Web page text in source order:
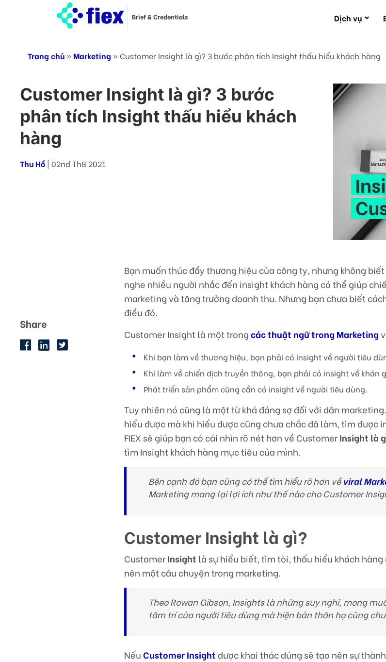
Brief & Credentials Dịch vụ
Trang chủ »Marketing » Customer Insight là gì? 3 bước phân tích Insight thấu hiểu khách hàng
Customer Insight là gì? 3 bước
phân tích Insight thấu hiểu khách
hàng
Thu Hồ | 02nd Th8 2021
Share
Bạn muốn thúc đẩy thương hiệu của công ty, nhưng không
nghe nhiều người nhắc đến insight khách hàng có thể giúp
marketing và tăng trưởng doanh thu. Nhưng bạn chưa biết
điều đó.
Customer Insight là một trongcác thuật ngữ trong Marketing
Khi bạn làm về thương hiệu, bạn phải có insight về người tiêu
Khi làm về chiến dịch truyền thông, bạn phải có insight về khán
Phát triển sản phẩm cũng cần có insight về người tiêu dùng.
Tuy nhiên nó cũng là một từ khá đáng sợ đối với dân
hiểu được mà khi hiểu được cũng chưa chắc đã làm, tìm được
FIEX sẽ giúp bạn có cái nhìn rõ nét hơn về CustomerInsight là
tìm Insight khách hàng mục tiêu của mình.
Bên cạnh đó bạn cũng có thể tìm hiểu rõ hơn vềviral
Marketing mang lại lợi ích như thế nào cho Customer
Customer Insight là gì?
CustomerInsight là sự hiểu biết, tìm tòi, thấu hiểu khách hàng
nên một câu chuyện trong marketing.
Theo Rowan Gibson, Insights là những suy nghĩ, mong
tâm trí của người tiêu dùng mà hiện bản thân họ cũng
NếuCustomer Insight được khai thác đúng sẽ tạo nên sự